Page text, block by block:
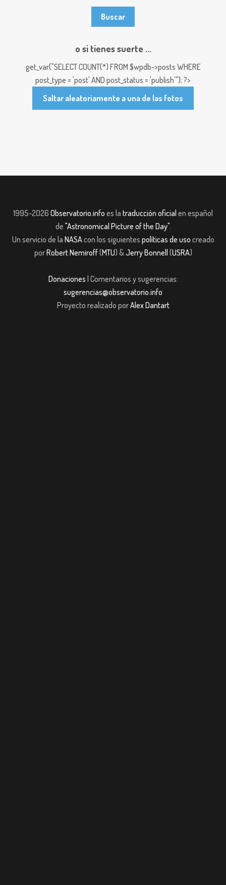
o si tienes suerte ...
get_var("SELECT COUNT(*) FROM $wpdb->posts WHERE
post_type = 'post' AND post_status = 'publish'"); ?>
Saltar aleatoriamente a una de las fotos
1995-2026 Observatorio.info es la traducción oficial en español
de "Astronomical Picture of the Day".
Un servicio de la NASAcon los siguientes políticas de uso creado
porRobert Nemiroff(MTU) &Jerry Bonnell (USRA)
Donaciones | Comentarios y sugerencias:
sugerencias@observatorio.info
Proyecto realizado porAlex Dantart